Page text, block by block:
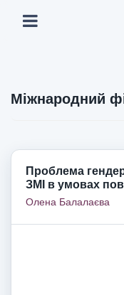
Міжнародний
Проблема
ЗМІ в умовах
Олена Балалаєва